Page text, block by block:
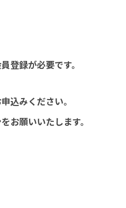
登録が必要です。
込みください。
お願いいたします。